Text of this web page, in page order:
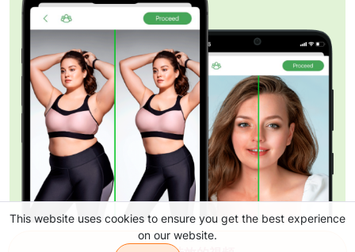
This website uses cookies to ensure you get the best experience
on our website.